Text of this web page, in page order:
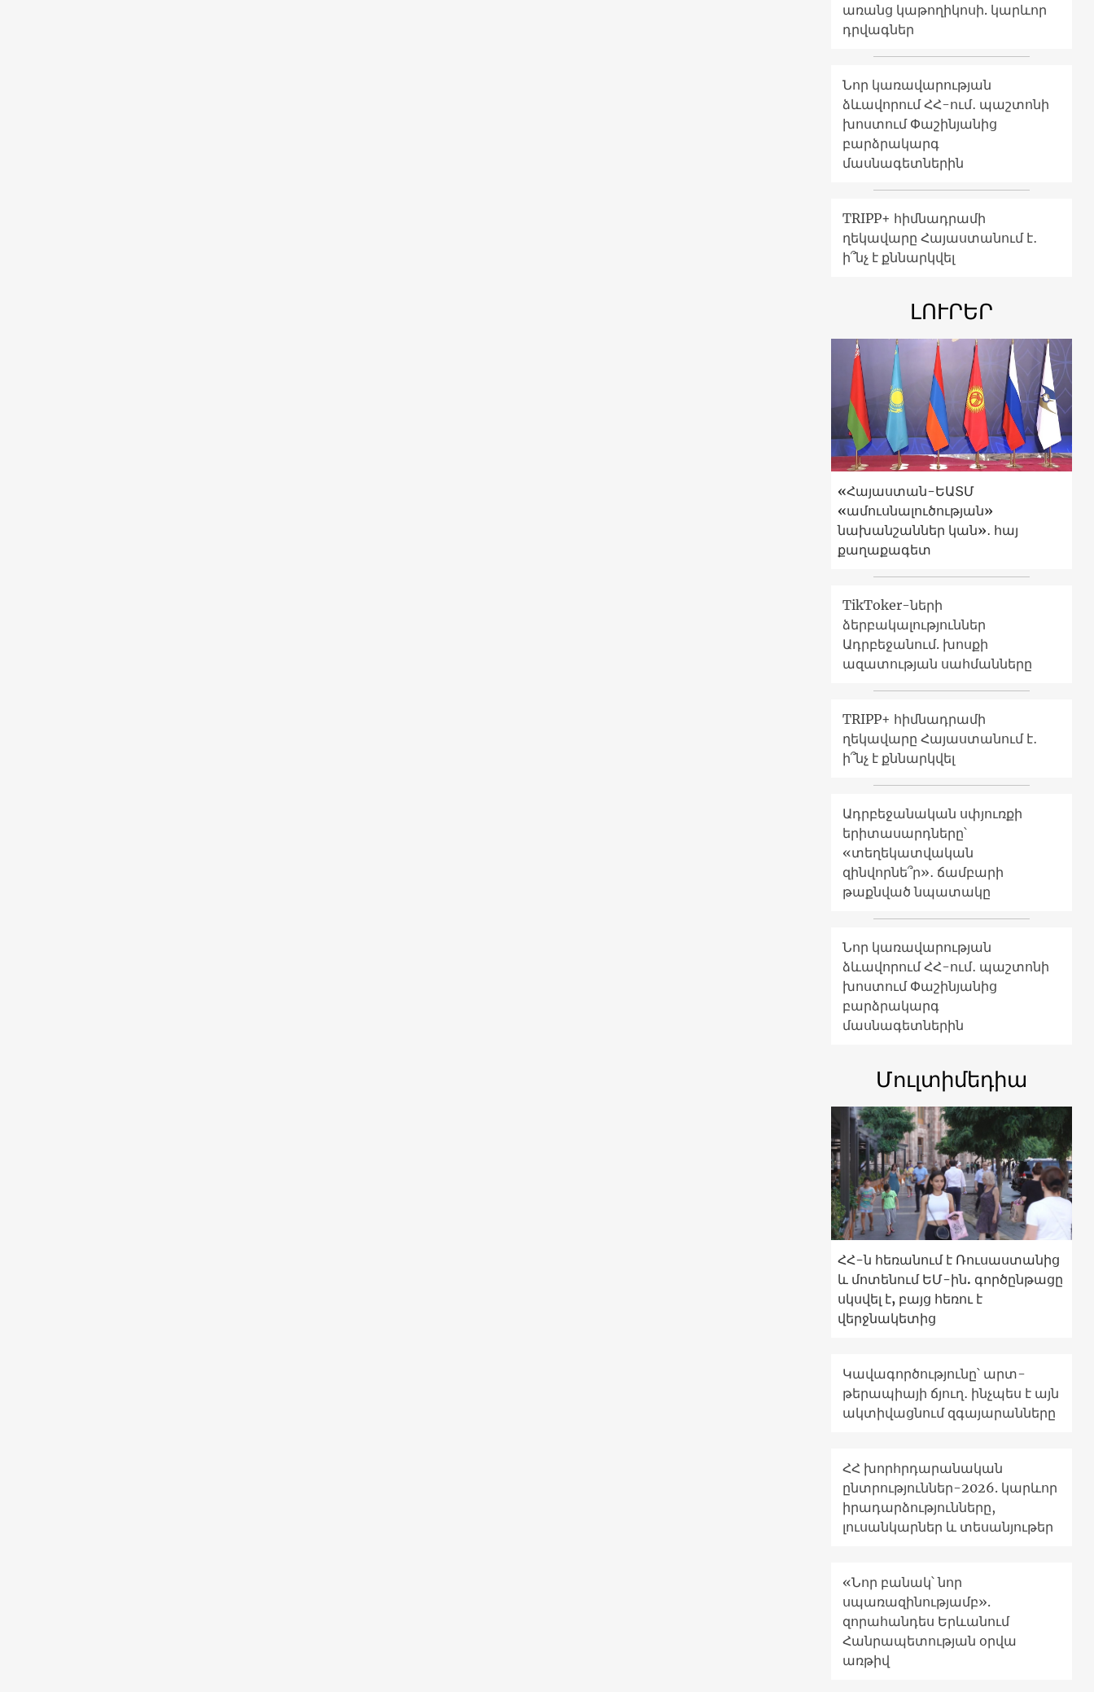
առանց կաթողիկոսի. կարևոր
դրվագներ
Նոր կառավարության
ձևավորում ՀՀ-ում․ պաշտոնի
խոստում Փաշինյանից
բարձրակարգ
մասնագետներին
TRIPP+ հիմնադրամի
ղեկավարը Հայաստանում է․
ի՞նչ է քննարկվել
ԼՈՒՐԵՐ
«Հայաստան-ԵԱՏՄ
«ամուսնալուծության»
նախանշաններ կան»․ հայ
քաղաքագետ
TikToker-ների
ձերբակալություններ
Ադրբեջանում. խոսքի
ազատության սահմանները
TRIPP+ հիմնադրամի
ղեկավարը Հայաստանում է․
ի՞նչ է քննարկվել
Ադրբեջանական սփյուռքի
երիտասարդները՝
«տեղեկատվական
զինվորնե՞ր»․ ճամբարի
թաքնված նպատակը
Նոր կառավարության
ձևավորում ՀՀ-ում․ պաշտոնի
խոստում Փաշինյանից
բարձրակարգ
մասնագետներին
Մուլտիմեդիա
ՀՀ-ն հեռանում է Ռուսաստանից
և մոտենում ԵՄ-ին. գործընթացը
սկսվել է, բայց հեռու է
վերջնակետից
Կավագործությունը՝ արտ-
թերապիայի ճյուղ․ ինչպես է այն
ակտիվացնում զգայարանները
ՀՀ խորհրդարանական
ընտրություններ-2026. կարևոր
իրադարձությունները,
լուսանկարներ և տեսանյութեր
«Նոր բանակ՝ նոր
սպառազինությամբ».
զորահանդես Երևանում
Հանրապետության օրվա
առթիվ